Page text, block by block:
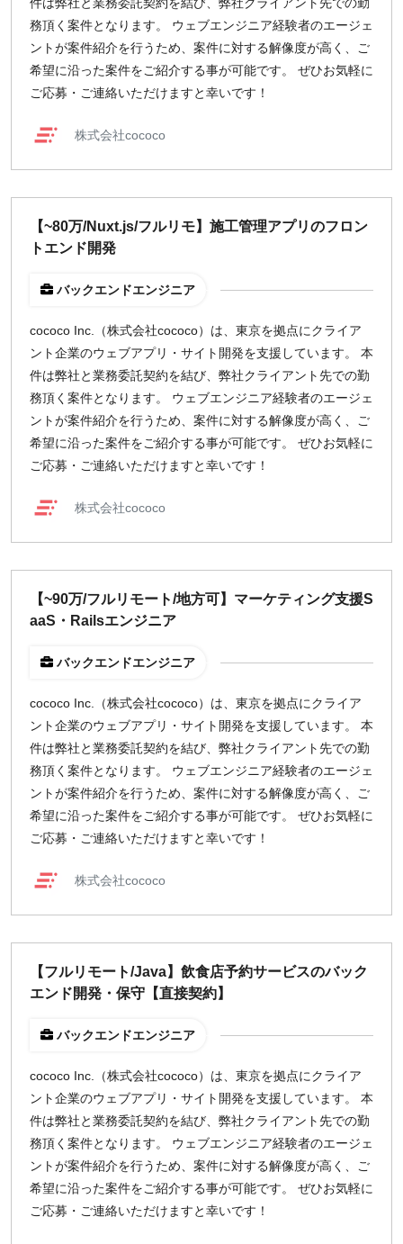
務頂く案件となります。 ウェブエンジニア経験者のエージェ
ントが案件紹介を行うため、案件に対する解像度が高く、ご
希望に沿った案件をご紹介する事が可能です。 ぜひお気軽に
ご応募・ご連絡いただけますと幸いです！
株式会社cococo
【~80万/Nuxt.js/フルリモ】施工管理アプリのフロン
トエンド開発
バックエンドエンジニア
cococo Inc.（株式会社cococo）は、東京を拠点にクライア
ント企業のウェブアプリ・サイト開発を支援しています。 本
件は弊社と業務委託契約を結び、弊社クライアント先での勤
務頂く案件となります。 ウェブエンジニア経験者のエージェ
ントが案件紹介を行うため、案件に対する解像度が高く、ご
希望に沿った案件をご紹介する事が可能です。 ぜひお気軽に
ご応募・ご連絡いただけますと幸いです！
株式会社cococo
【~90万/フルリモート/地方可】マーケティング支援S
aaS・Railsエンジニア
バックエンドエンジニア
cococo Inc.（株式会社cococo）は、東京を拠点にクライア
ント企業のウェブアプリ・サイト開発を支援しています。 本
件は弊社と業務委託契約を結び、弊社クライアント先での勤
務頂く案件となります。 ウェブエンジニア経験者のエージェ
ントが案件紹介を行うため、案件に対する解像度が高く、ご
希望に沿った案件をご紹介する事が可能です。 ぜひお気軽に
ご応募・ご連絡いただけますと幸いです！
株式会社cococo
【フルリモート/Java】飲食店予約サービスのバック
エンド開発・保守【直接契約】
バックエンドエンジニア
cococo Inc.（株式会社cococo）は、東京を拠点にクライア
ント企業のウェブアプリ・サイト開発を支援しています。 本
件は弊社と業務委託契約を結び、弊社クライアント先での勤
務頂く案件となります。 ウェブエンジニア経験者のエージェ
ントが案件紹介を行うため、案件に対する解像度が高く、ご
希望に沿った案件をご紹介する事が可能です。 ぜひお気軽に
ご応募・ご連絡いただけますと幸いです！